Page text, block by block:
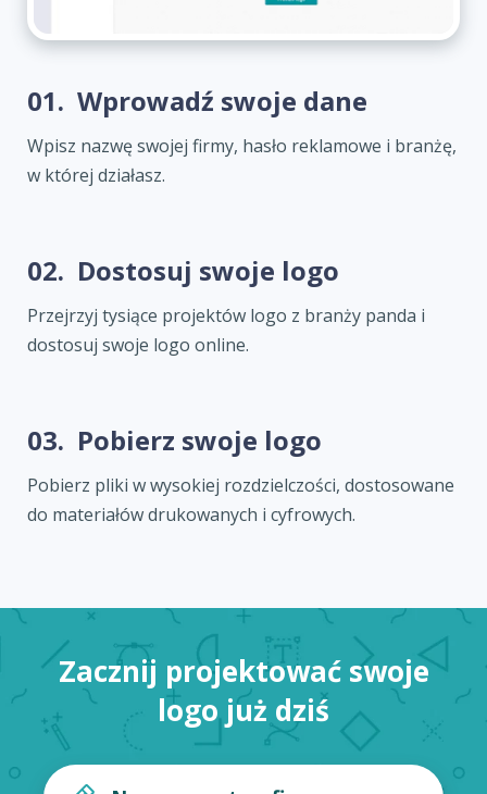
01. Wprowadź swoje dane
Wpisz nazwę swojej firmy, hasło reklamowe i branżę,
w której działasz.
02. Dostosuj swoje logo
Przejrzyj tysiące projektów logo z branży panda i
dostosuj swoje logo online.
03. Pobierz swoje logo
Pobierz pliki w wysokiej rozdzielczości, dostosowane
do materiałów drukowanych i cyfrowych.
Zacznij projektować swoje
logo już dziś